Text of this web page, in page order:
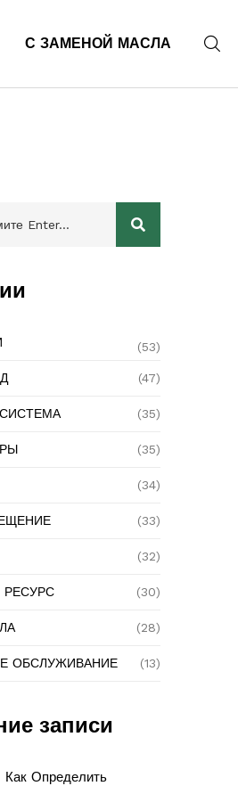
С ЗАМЕНОЙ МАСЛА
(53)
(47)
(35)
(35)
(34)
(33)
(32)
РЕСУРС (30)
(28)
ОБСЛУЖИВАНИЕ (13)
записи
Как Определить